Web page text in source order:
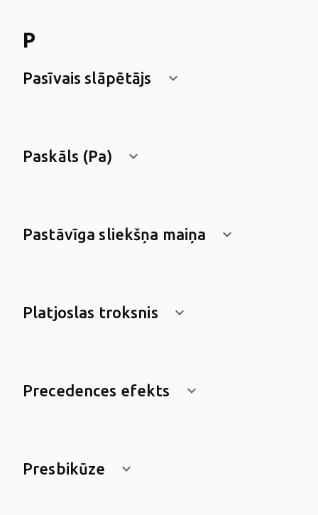
P
Pasīvais slāpētājs keyboard_arrow_down
Paskāls (Pa) keyboard_arrow_down
Pastāvīga sliekšņa maiņa keyboard_arrow_down
Platjoslas troksnis keyboard_arrow_down
Precedences efekts keyboard_arrow_down
Presbikūze keyboard_arrow_down